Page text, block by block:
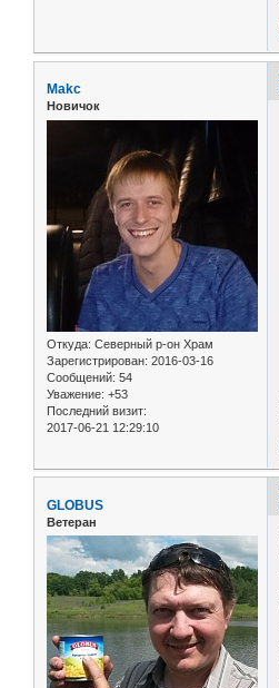
Makc
Новичок
Откуда: Северный р-он Храм
Зарегистрирован: 2016-03-16
Сообщений: 54
Уважение: +53
Последний визит:
2017-06-21 12:29:10
GLOBUS
Ветеран